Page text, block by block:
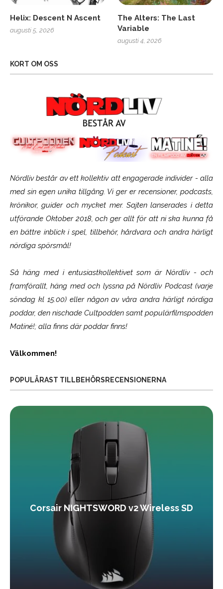
Helix: Descent N Ascent
augusti 5, 2026
The Alters: The Last
Variable
augusti 4, 2026
KORT OM OSS
Nördliv består av ett kollektiv att engagerade individer - alla
med sin egen unika tillgång. Vi ger er recensioner, podcasts,
krönikor, guider och mycket mer. Sajten lanserades i detta
utförande Oktober 2018, och ger allt för att ni ska kunna få
en bättre inblick i spel, tillbehör, hårdvara och andra härligt
nördiga spörsmål!
Så häng med i entusiastkollektivet som ärNördliv- och
framförallt, häng med och lyssna på Nördliv Podcast (varje
söndag kl 15.00) eller någon av våra andra härligt nördiga
poddar, den nischade Cultpodden samt populärfilmspodden
Matiné!; alla finns där poddar finns!
Välkommen!
POPULÄRAST TILLBEHÖRSRECENSIONERNA
Corsair NIGHTSWORD v2 Wireless SD